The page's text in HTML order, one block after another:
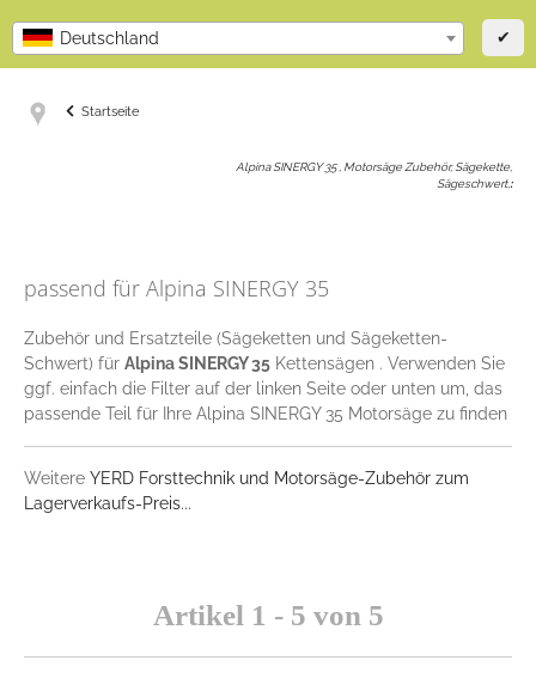
Deutschland ✔
Startseite
Alpina SINERGY 35 , Motorsäge Zubehör, Sägekette,
Sägeschwert,:
passend für Alpina SINERGY 35
Zubehör und Ersatzteile (Sägeketten und Sägeketten-
Schwert) für Alpina SINERGY 35 Kettensägen . Verwenden Sie
ggf. einfach die Filter auf der linken Seite oder unten um, das
passende Teil für Ihre Alpina SINERGY 35 Motorsäge zu finden
Weitere YERD Forsttechnik und Motorsäge-Zubehör zum
Lagerverkaufs-Preis...
Artikel 1 - 5 von 5